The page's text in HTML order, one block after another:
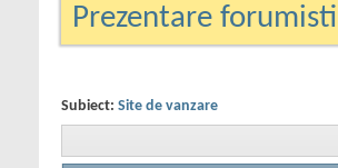
Prezentare forumisti
Subiect: Site de vanzare